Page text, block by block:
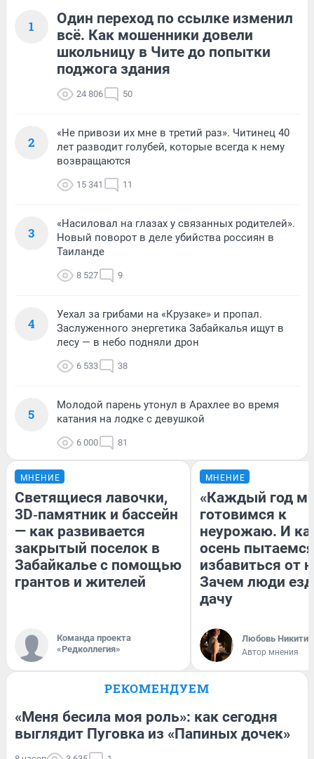
1
Один переход по ссылке изменил
всё. Как мошенники довели
школьницу в Чите до попытки
поджога здания
24 806 50
2
«Не привози их мне в третий раз». Читинец 40
лет разводит голубей, которые всегда к нему
возвращаются
15 341 11
3
«Насиловал на глазах у связанных родителей».
Новый поворот в деле убийства россиян в
Таиланде
8 527 9
4
Уехал за грибами на «Крузаке» и пропал.
Заслуженного энергетика Забайкалья ищут в
лесу — в небо подняли дрон
6 533 38
5
Молодой парень утонул в Арахлее во время
катания на лодке с девушкой
6 000 81
МНЕНИЕ
Светящиеся лавочки,
3D‑памятник и бассейн
— как развивается
закрытый поселок в
Забайкалье с помощью
грантов и жителей
Команда проекта
«Редколлегия»
МНЕНИЕ
«Каждый год
готовимся к
неурожаю. И
осень пытаемся
избавиться от
Зачем люди
дачу
Любовь
Автор мнения
РЕКОМЕНДУЕМ
«Меня бесила моя роль»: как сегодня
выглядит Пуговка из «Папиных дочек»